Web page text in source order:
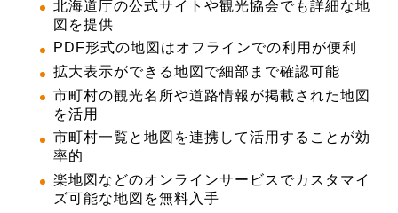
北海道庁の公式サイトや観光協会でも詳細な地
図を提供
PDF形式の地図はオフラインでの利用が便利
拡大表示ができる地図で細部まで確認可能
市町村の観光名所や道路情報が掲載された地図
を活用
市町村一覧と地図を連携して活用することが効
率的
楽地図などのオンラインサービスでカスタマイ
ズ可能な地図を無料入手